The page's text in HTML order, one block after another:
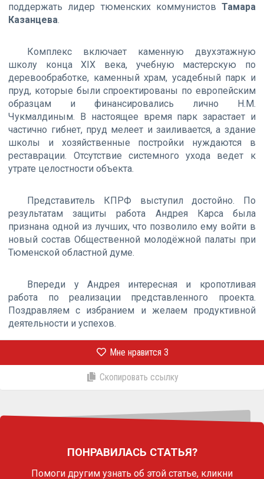
поддержать лидер тюменских коммунистов Тамара
Казанцева.
Комплекс включает каменную двухэтажную
школу конца XIX века, учебную мастерскую по
деревообработке, каменный храм, усадебный парк и
пруд, которые были спроектированы по европейским
образцам и финансировались лично Н.М.
Чукмалдиным. В настоящее время парк зарастает и
частично гибнет, пруд мелеет и заиливается, а здание
школы и хозяйственные постройки нуждаются в
реставрации. Отсутствие системного ухода ведет к
утрате целостности объекта.
Представитель КПРФ выступил достойно. По
результатам защиты работа Андрея Карса была
признана одной из лучших, что позволило ему войти в
новый состав Общественной молодёжной палаты при
Тюменской областной думе.
Впереди у Андрея интересная и кропотливая
работа по реализации представленного проекта.
Поздравляем с избранием и желаем продуктивной
деятельности и успехов.
Мне нравится 3
Скопировать ссылку
ПОНРАВИЛАСЬ СТАТЬЯ?
Помоги другим узнать об этой статье, кликни